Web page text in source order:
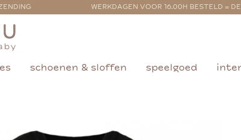
WERKDAGEN VOOR 16.00H BESTELD =
schoenen & sloffen speelgoed